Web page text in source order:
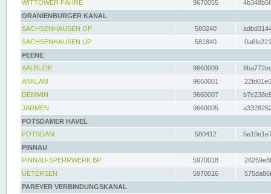
WITTOWER FÄHRE
9670055
ORANIENBURGER KANAL
SACHSENHAUSEN OP
580240
SACHSENHAUSEN UP
581840
PEENE
AALBUDE
9660009
ANKLAM
9660001
DEMMIN
9660007
JARMEN
9660005
POTSDAMER HAVEL
POTSDAM
580412
PINNAU
PINNAU-SPERRWERK BP
5970018
UETERSEN
5970016
PAREYER VERBINDUNGSKANAL